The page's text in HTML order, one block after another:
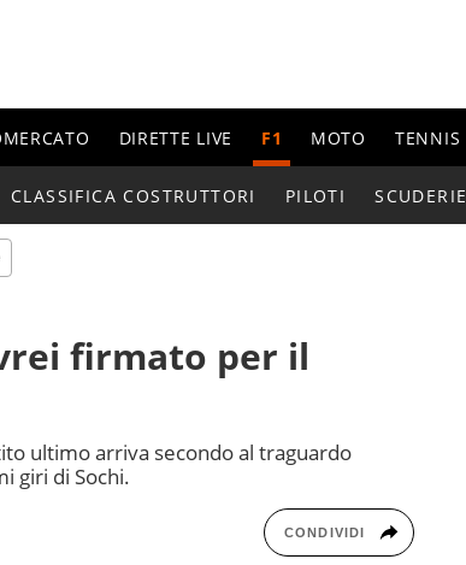
DIRETTE LIVE F1 MOTO TENNIS
CLASSIFICA COSTRUTTORI PILOTI SCUDERIE
firmato per il
ultimo arriva secondo al traguardo
giri di Sochi.
CONDIVIDI